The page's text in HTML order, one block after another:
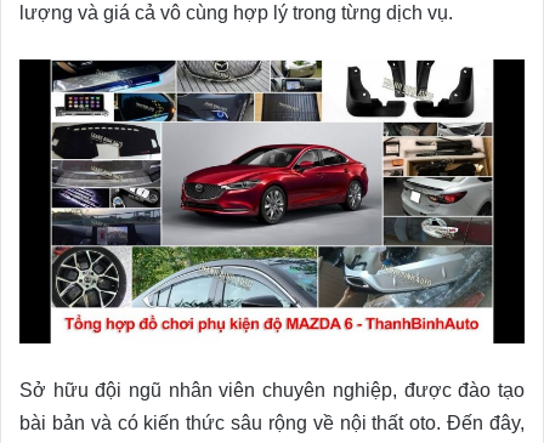
lượng và giá cả vô cùng hợp lý trong từng dịch vụ.
Sở hữu đội ngũ nhân viên chuyên nghiệp, được đào tạo
bài bản và có kiến thức sâu rộng về nội thất oto. Đến đây,